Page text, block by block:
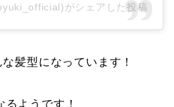
がシェアした投稿
髪型になっています！
ようです！